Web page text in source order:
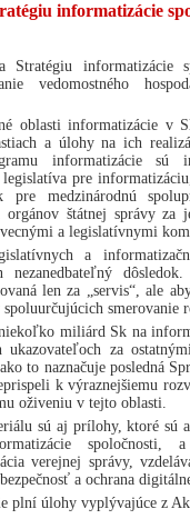
informatizácie
Stratégiu informatizácie
vedomostného
oblasti informatizácie v
a úlohy na ich
informatizácie sú
legislatíva pre
pre medzinárodnú
orgánov štátnej správy za
a legislatívnymi
a
nezanedbateľný
len za „servis“, ale
smerovanie
miliárd Sk na
ukazovateľoch za
to naznačuje posledná
k výraznejšiemu
oživeniu v tejto oblasti.
sú aj prílohy, ktoré sú
spoločnosti, a
verejnej správy,
a ochrana
plní úlohy vyplývajúce z